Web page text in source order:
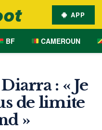
APP
BF CAMEROUN
: « Je
de limite
»